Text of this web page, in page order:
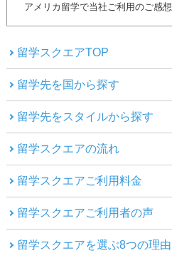
アメリカ留学で当社ご利用のご感想
留学スクエアTOP
留学先を国から探す
留学先をスタイルから探す
留学スクエアの流れ
留学スクエアご利用料金
留学スクエアご利用者の声
留学スクエアを選ぶ8つの理由